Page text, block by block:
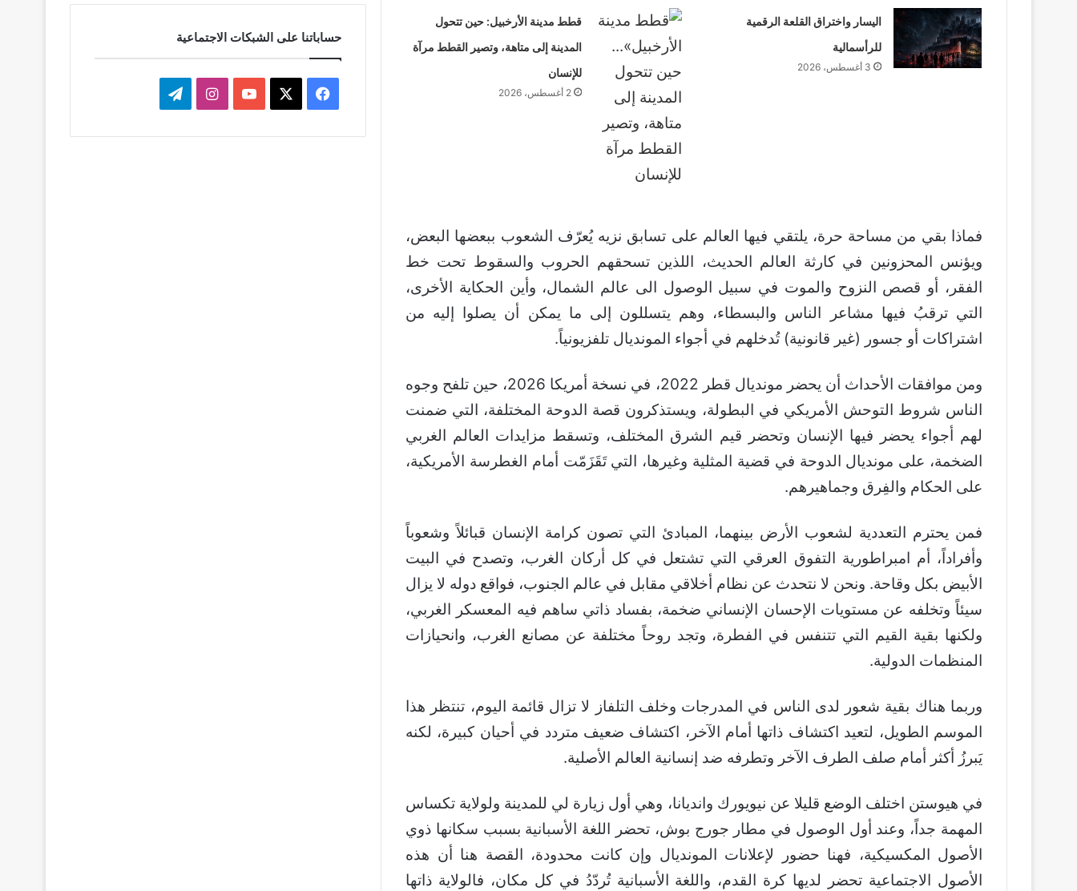
اليسار واختراق القلعة الرقمية
للرأسمالية
3 أغسطس، 2026
قطط مدينة الأرخبيل: حين تتحول
المدينة إلى متاهة، وتصير القطط مرآة
للإنسان
2 أغسطس، 2026
فماذا بقي من مساحة حرة، يلتقي فيها العالم على تسابق نزيه يُعرّف الشعوب ببعضها البعض،
ويؤنس المحزونين في كارثة العالم الحديث، اللذين تسحقهم الحروب والسقوط تحت خط
الفقر، أو قصص النزوح والموت في سبيل الوصول الى عالم الشمال، وأين الحكاية الأخرى،
التي ترقبُ فيها مشاعر الناس والبسطاء، وهم يتسللون إلى ما يمكن أن يصلوا إليه من
اشتراكات أو جسور (غير قانونية) تُدخلهم في أجواء المونديال تلفزيونياً.
ومن موافقات الأحداث أن يحضر مونديال قطر 2022، في نسخة أمريكا 2026، حين تلفح وجوه
الناس شروط التوحش الأمريكي في البطولة، ويستذكرون قصة الدوحة المختلفة، التي ضمنت
لهم أجواء يحضر فيها الإنسان وتحضر قيم الشرق المختلف، وتسقط مزايدات العالم الغربي
الضخمة، على مونديال الدوحة في قضية المثلية وغيرها، التي تَقَزَمّت أمام الغطرسة الأمريكية،
على الحكام والفِرق وجماهيرهم.
فمن يحترم التعددية لشعوب الأرض بينهما، المبادئ التي تصون كرامة الإنسان قبائلاً وشعوباً
وأفراداً، أم امبراطورية التفوق العرقي التي تشتعل في كل أركان الغرب، وتصدح في البيت
الأبيض بكل وقاحة. ونحن لا نتحدث عن نظام أخلاقي مقابل في عالم الجنوب، فواقع دوله لا يزال
سيئاً وتخلفه عن مستويات الإحسان الإنساني ضخمة، بفساد ذاتي ساهم فيه المعسكر الغربي،
ولكنها بقية القيم التي تتنفس في الفطرة، وتجد روحاً مختلفة عن مصانع الغرب، وانحيازات
المنظمات الدولية.
وربما هناك بقية شعور لدى الناس في المدرجات وخلف التلفاز لا تزال قائمة اليوم، تنتظر هذا
الموسم الطويل، لتعيد اكتشاف ذاتها أمام الآخر، اكتشاف ضعيف متردد في أحيان كبيرة، لكنه
يَبرزُ أكثر أمام صلف الطرف الآخر وتطرفه ضد إنسانية العالم الأصلية.
في هيوستن اختلف الوضع قليلا عن نيويورك وانديانا، وهي أول زيارة لي للمدينة ولولاية تكساس
المهمة جداً، وعند أول الوصول في مطار جورج بوش، تحضر اللغة الأسبانية بسبب سكانها ذوي
الأصول المكسيكية، فهنا حضور لإعلانات المونديال وإن كانت محدودة، القصة هنا أن هذه
الأصول الاجتماعية تحضر لديها كرة القدم، واللغة الأسبانية تُردّدُ في كل مكان، فالولاية ذاتها
حساباتنا على الشبكات الاجتماعية
فيسبوك ‫YouTubeانستقرامتيلقرام